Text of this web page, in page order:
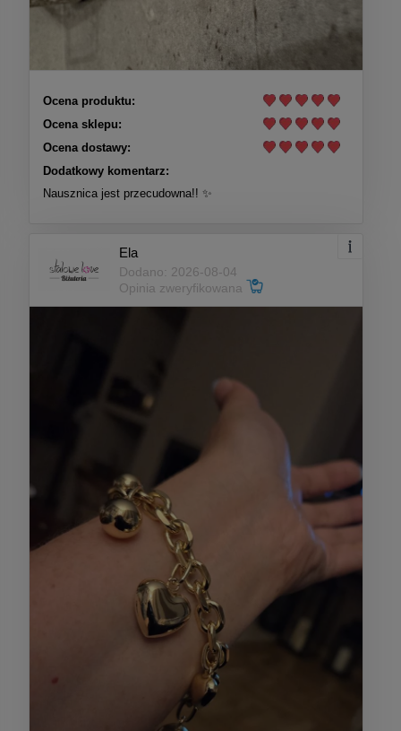
Ocena produktu:
Ocena sklepu:
Ocena dostawy:
Dodatkowy komentarz:
Nausznica jest przecudowna!! ✨
Ela
Dodano: 2026-08-04
Opinia zweryfikowana